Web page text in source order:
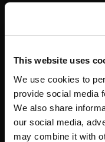
This website uses
We use cookies to
provide social media
We also share
our social media,
may combine it with
Oberrot-Marhördt in
idyllisches Dorf, das
Oberrot-Marhördt
außergewöhnliches
Musik auf köstliche
Umgebung können
durch
genießen, die perfekt